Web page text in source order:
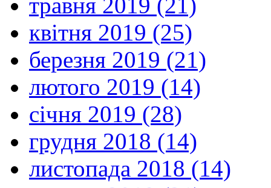
квітня 2019 (25)
березня 2019 (21)
лютого 2019 (14)
січня 2019 (28)
грудня 2018 (14)
листопада 2018 (14)